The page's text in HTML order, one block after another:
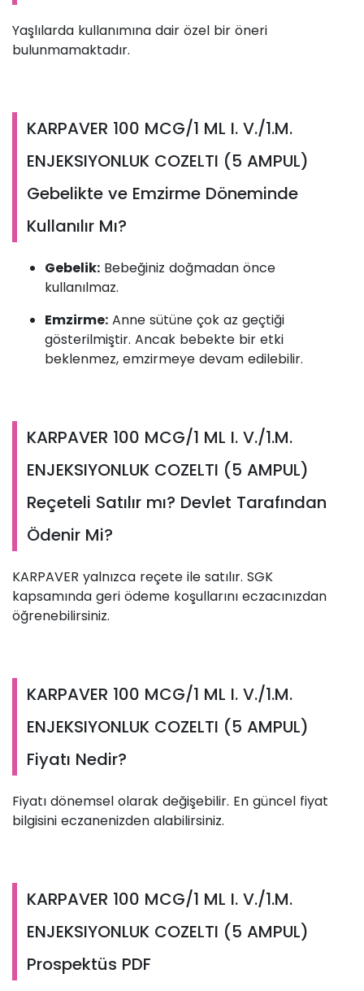
Yaşlılarda kullanımına dair özel bir öneri
bulunmamaktadır.
KARPAVER 100 MCG/1 ML I. V./1.M.
ENJEKSIYONLUK COZELTI (5 AMPUL)
Gebelikte ve Emzirme Döneminde
Kullanılır Mı?
Gebelik: Bebeğiniz doğmadan önce
kullanılmaz.
Emzirme: Anne sütüne çok az geçtiği
gösterilmiştir. Ancak bebekte bir etki
beklenmez, emzirmeye devam edilebilir.
KARPAVER 100 MCG/1 ML I. V./1.M.
ENJEKSIYONLUK COZELTI (5 AMPUL)
Reçeteli Satılır mı? Devlet Tarafından
Ödenir Mi?
KARPAVER yalnızca reçete ile satılır. SGK
kapsamında geri ödeme koşullarını eczacınızdan
öğrenebilirsiniz.
KARPAVER 100 MCG/1 ML I. V./1.M.
ENJEKSIYONLUK COZELTI (5 AMPUL)
Fiyatı Nedir?
Fiyatı dönemsel olarak değişebilir. En güncel fiyat
bilgisini eczanenizden alabilirsiniz.
KARPAVER 100 MCG/1 ML I. V./1.M.
ENJEKSIYONLUK COZELTI (5 AMPUL)
Prospektüs PDF